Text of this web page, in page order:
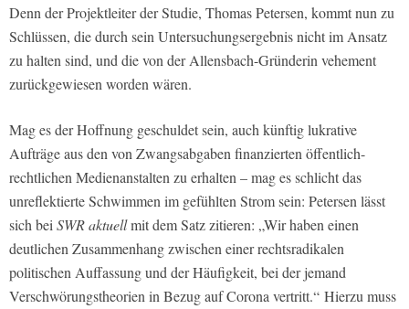
Denn der Projektleiter der Studie, Thomas Petersen, kommt nun zu
Schlüssen, die durch sein Untersuchungsergebnis nicht im Ansatz
zu halten sind, und die von der Allensbach-Gründerin vehement
zurückgewiesen worden wären.
Mag es der Hoffnung geschuldet sein, auch künftig lukrative
Aufträge aus den von Zwangsabgaben finanzierten öffentlich-
rechtlichen Medienanstalten zu erhalten – mag es schlicht das
unreflektierte Schwimmen im gefühlten Strom sein: Petersen lässt
sich beiSWR aktuellmit dem Satz zitieren: „Wir haben einen
deutlichen Zusammenhang zwischen einer rechtsradikalen
politischen Auffassung und der Häufigkeit, bei der jemand
Verschwörungstheorien in Bezug auf Corona vertritt.“ Hierzu muss